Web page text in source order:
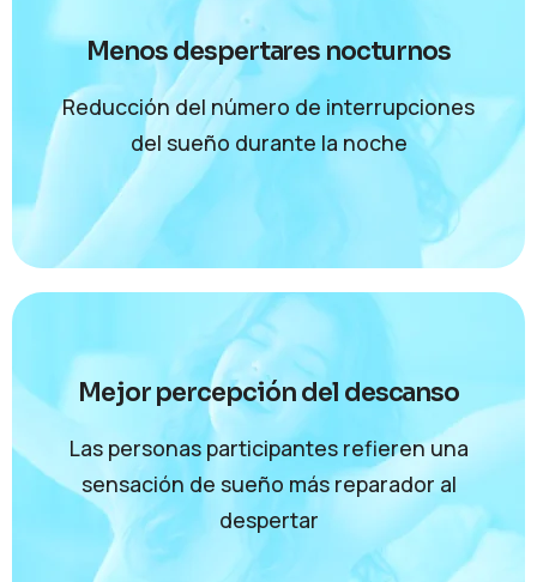
Menos despertares nocturnos
Reducción del número de interrupciones
del sueño durante la noche
Mejor percepción del descanso
Las personas participantes refieren una
sensación de sueño más reparador al
despertar